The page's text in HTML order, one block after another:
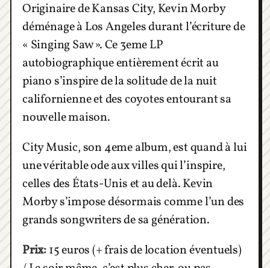
Originaire de Kansas City, Kevin Morby
déménage à Los Angeles durant l’écriture de
« Singing Saw ». Ce 3eme LP
autobiographique entièrement écrit au
piano s’inspire de la solitude de la nuit
californienne et des coyotes entourant sa
nouvelle maison.
City Music, son 4eme album, est quand à lui
une véritable ode aux villes qui l’inspire,
celles des États-Unis et au delà. Kevin
Morby s’impose désormais comme l’un des
grands songwriters de sa génération.
Prix:15 euros (+ frais de location éventuels)